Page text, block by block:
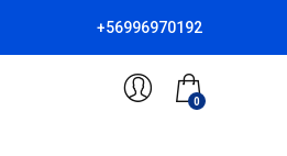
+56996970192
0